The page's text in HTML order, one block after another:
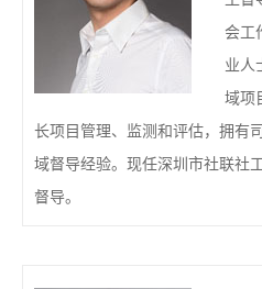
会工
业人
域项
长项目管理、监测和评估，拥有
域督导经验。现任深圳市社联社
督导。